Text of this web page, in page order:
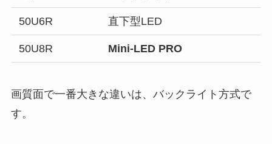
50U6R 直下型LED
50U8R Mini-LED PRO
画質面で一番大きな違いは、バックライト方式で
す。